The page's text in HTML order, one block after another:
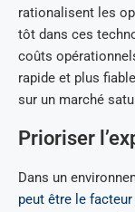
rationalisent les
tôt dans ces
coûts
rapide et plus
sur un marché
Prioriser
Dans un
peut être le